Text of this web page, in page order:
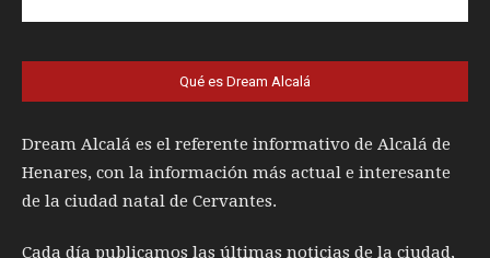
Qué es Dream Alcalá
Dream Alcalá es el referente informativo de Alcalá de
Henares, con la información más actual e interesante
de la ciudad natal de Cervantes.
Cada día publicamos las últimas noticias de la ciudad,